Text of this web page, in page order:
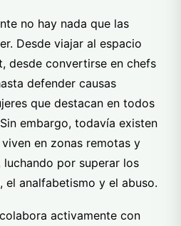
no hay nada que las
Desde viajar al espacio
desde convertirse en chefs
defender causas
que destacan en todos
embargo, todavía existen
en zonas remotas y
luchando por superar los
el analfabetismo y el abuso.
activamente con